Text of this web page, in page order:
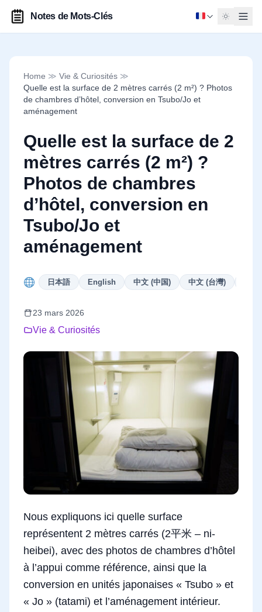
Notes de Mots-Clés
Home ≫ Vie & Curiosités ≫
Quelle est la surface de 2 mètres carrés (2 m²) ? Photos
de chambres d’hôtel, conversion en Tsubo/Jo et
aménagement
Quelle est la surface de 2
mètres carrés (2 m²) ?
Photos de chambres
d’hôtel, conversion en
Tsubo/Jo et
aménagement
日本語 English 中文 (中国) 中文 (台灣)
23 mars 2026
Vie & Curiosités
Nous expliquons ici quelle surface
représentent 2 mètres carrés (2平米 – ni-
heibei), avec des photos de chambres d’hôtel
à l’appui comme référence, ainsi que la
conversion en unités japonaises « Tsubo » et
« Jo » (tatami) et l’aménagement intérieur.